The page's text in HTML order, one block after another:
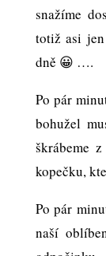
snažíme
totiž asi
dně 😀 ….
Po pár
bohužel
škrábeme
kopečku,
Po pár
naší